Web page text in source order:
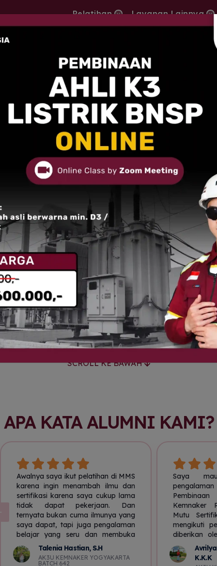
Pelatihan Layanan Lainnya
BNSP
BNSP yang mengacu
peserta untuk
menangani pekerjaan
pemeriksaan,
listrik. Melalui program
Download Silabus
SCROLL KE BAWAH
APA KATA ALUMNI KAMI?
Awalnya saya ikut pelatihan di MMS
karena ingin menambah ilmu dan
sertifikasi karena saya cukup lama
tidak dapat pekerjaan. Dan
ternyata bukan cuma ilmunya yang
saya dapat, tapi juga pengalaman
belajar yang seru dan membuka
wawasan tentang pentingnya HSE
di dunia kerja. Dan 2 bulan setelah
saya mengikuti pelatihan ini saya
Talenia Hastian, S.H
AK3U KEMNAKER YOGYAKARTA
BATCH 642
Saya
Kemnaker
Mutu
mengikuti
diberikan
baik dan
menurut
K.K.K